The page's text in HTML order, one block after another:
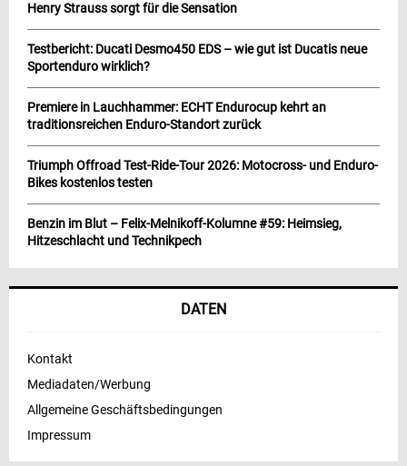
Henry Strauss sorgt für die Sensation
Testbericht: Ducati Desmo450 EDS – wie gut ist Ducatis neue
Sportenduro wirklich?
Premiere in Lauchhammer: ECHT Endurocup kehrt an
traditionsreichen Enduro-Standort zurück
Triumph Offroad Test-Ride-Tour 2026: Motocross- und Enduro-
Bikes kostenlos testen
Benzin im Blut – Felix-Melnikoff-Kolumne #59: Heimsieg,
Hitzeschlacht und Technikpech
DATEN
Kontakt
Mediadaten/Werbung
Allgemeine Geschäftsbedingungen
Impressum